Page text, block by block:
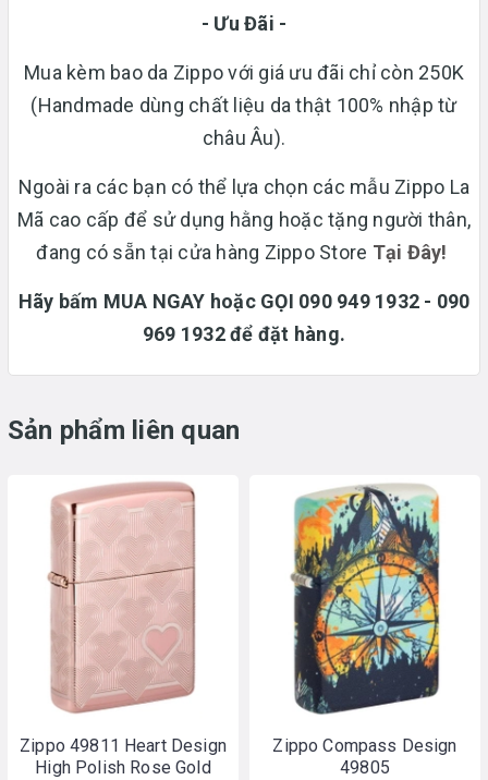
- Ưu Đãi -
Mua kèm bao da Zippo với giá ưu đãi chỉ còn 250K
(Handmade dùng chất liệu da thật 100% nhập từ
châu Âu).
Ngoài ra các bạn có thể lựa chọn các mẫu Zippo La
Mã cao cấp để sử dụng hằng hoặc tặng người thân,
đang có sẵn tại cửa hàng Zippo Store Tại Đây!
Hãy bấm MUA NGAY hoặc GỌI 090 949 1932 - 090
969 1932 để đặt hàng.
Sản phẩm liên quan
Zippo 49811 Heart Design
High Polish Rose Gold
Zippo Compass Design
49805